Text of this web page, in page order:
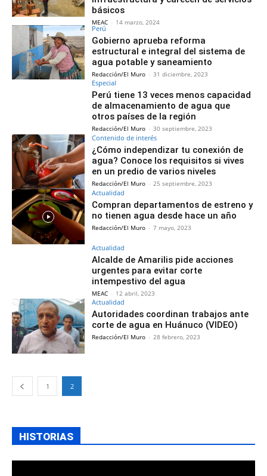
básicos
MEAC - 14 marzo, 2024
Perú
Gobierno aprueba reforma
estructural e integral del sistema de
agua potable y saneamiento
Redacción/El Muro - 31 diciembre, 2023
Especial
Perú tiene 13 veces menos capacidad
de almacenamiento de agua que
otros países de la región
Redacción/El Muro - 30 septiembre, 2023
Contenido de interés
¿Cómo independizar tu conexión de
agua? Conoce los requisitos si vives
en un predio de varios niveles
Redacción/El Muro - 25 septiembre, 2023
Actualidad
Compran departamentos de estreno y
no tienen agua desde hace un año
Redacción/El Muro - 7 mayo, 2023
Actualidad
Alcalde de Amarilis pide acciones
urgentes para evitar corte
intempestivo del agua
MEAC - 12 abril, 2023
Actualidad
Autoridades coordinan trabajos ante
corte de agua en Huánuco (VIDEO)
Redacción/El Muro - 28 febrero, 2023
1 2
HISTORIAS